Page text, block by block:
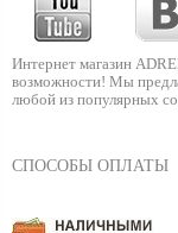
Интернет магазин
возможности! Мы
любой из популярных
СПОСОБЫ ОПЛАТЫ